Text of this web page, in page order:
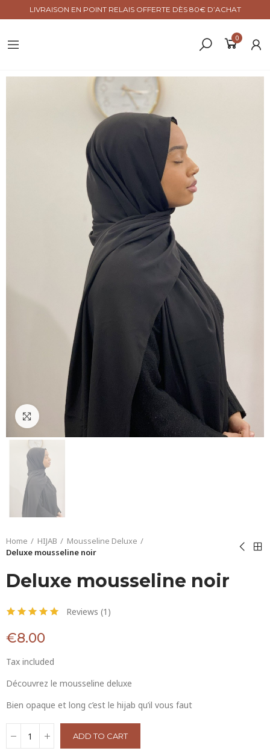
LIVRAISON EN POINT RELAIS OFFERTE DÈS 80€ D’ACHAT
0
Click to enlarge
Home HIJAB
Mousseline Deluxe
Deluxe mousseline noir
Deluxe mousseline noir
Reviews (1 )
€8.00
Tax included
Découvrez le mousseline deluxe
Bien opaque et long c’est le hijab qu’il vous faut
ADD TO CART